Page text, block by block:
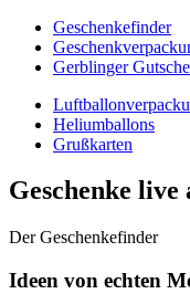
Geschenkefinder
Gerblinger
Heliumballons
Grußkarten
Geschenke live
Der Geschenkefinder
Ideen von echten